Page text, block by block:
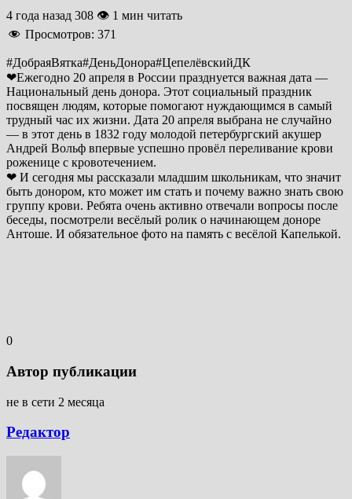
4 года назад 308 👁 1 мин читать
Просмотров: 371
#ДобраяВятка#ДеньДонора#ЦепелёвскийДК
❤Ежегодно 20 апреля в России празднуется важная дата —
Национальный день донора. Этот социальный праздник
посвящен людям, которые помогают нуждающимся в самый
трудный час их жизни. Дата 20 апреля выбрана не случайно
— в этот день в 1832 году молодой петербургский акушер
Андрей Вольф впервые успешно провёл переливание крови
роженице с кровотечением.
❤ И сегодня мы рассказали младшим школьникам, что значит
быть донором, кто может им стать и почему важно знать свою
группу крови. Ребята очень активно отвечали вопросы после
беседы, посмотрели весёлый ролик о начинающем доноре
Антоше. И обязательное фото на память с весёлой Капелькой.
0
Автор публикации
не в сети 2 месяца
Редактор